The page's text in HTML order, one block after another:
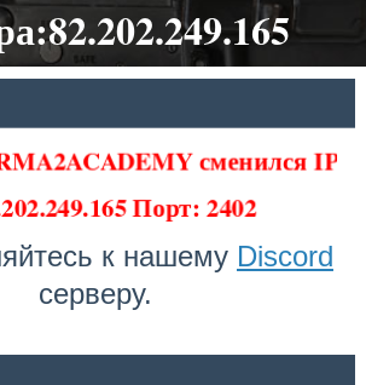
сменился IP
Порт: 2402
к нашему Discord
серверу.